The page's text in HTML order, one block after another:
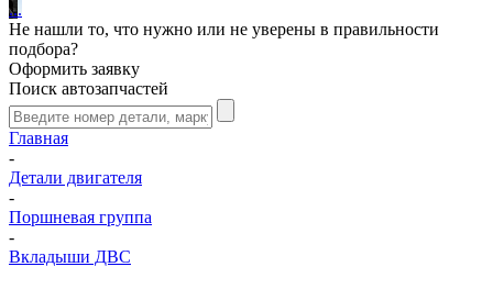
...
Не нашли то, что нужно или не уверены в правильности
подбора?
Оформить заявку
Поиск автозапчастей
Главная
-
Детали двигателя
-
Поршневая группа
-
Вкладыши ДВС